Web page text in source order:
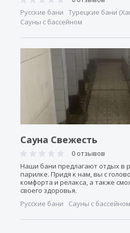
Русские бани
Турецкие бани
Сауны с бассейном
Сауна Свежесть
0 отзывов
Наши бани предлагают отдых в
парилке. Придя к нам, вы с
комфорта и релакса, а также
своего здоровья.
Русские бани
Сауны с бассейном